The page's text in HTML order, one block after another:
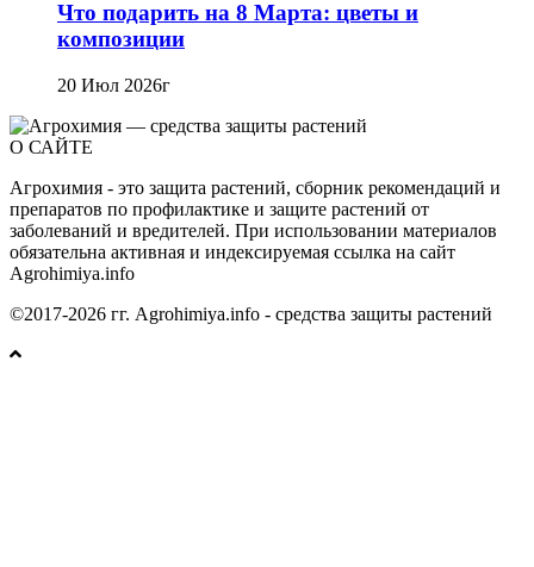
Что подарить на 8 Марта: цветы и
композиции
20 Июл 2026г
О САЙТЕ
Агрохимия - это защита растений, сборник рекомендаций и
препаратов по профилактике и защите растений от
заболеваний и вредителей. При использовании материалов
обязательна активная и индексируемая ссылка на сайт
Agrohimiya.info
©2017-2026 гг. Agrohimiya.info - средства защиты растений